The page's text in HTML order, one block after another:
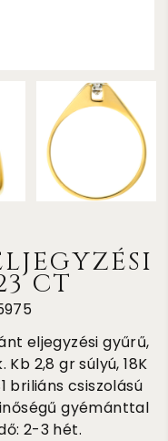
CT
eljegyzési gyűrű,
2,8 gr súlyú, 18K
briliáns csiszolású
gyémánttal
2-3 hét.